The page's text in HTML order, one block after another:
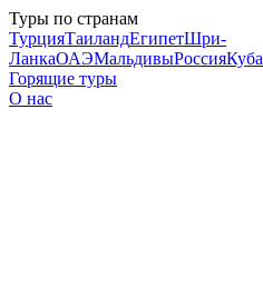
Туры по странам
ТурцияТаиландЕгипетШри-
ЛанкаОАЭМальдивыРоссияКуба
Горящие туры
О нас